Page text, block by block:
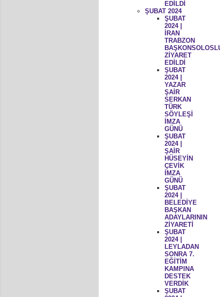
EDİLDİ
ŞUBAT 2024
ŞUBAT
2024 |
İRAN
TRABZON
ZİYARET
EDİLDİ
ŞUBAT
2024 |
YAZAR
ŞAİR
SERKAN
TÜRK
SÖYLEŞİ
İMZA
GÜNÜ
ŞUBAT
2024 |
ŞAİR
HÜSEYİN
ÇEVİK
İMZA
GÜNÜ
ŞUBAT
2024 |
BELEDİYE
BAŞKAN
ADAYLARININ
ZİYARETİ
ŞUBAT
2024 |
LEYLADAN
SONRA 7.
EĞİTİM
KAMPINA
DESTEK
VERDİK
ŞUBAT